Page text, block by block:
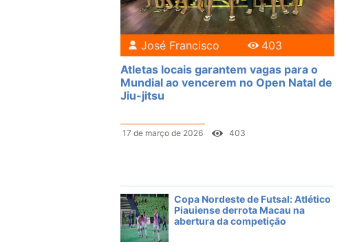
José Francisco
403
Atletas locais garantem vagas para o
Mundial ao vencerem no Open Natal de
Jiu-jitsu
17 de março de 2026 403
Copa Nordeste de Futsal: Atlético
Piauiense derrota Macau na
abertura da competição